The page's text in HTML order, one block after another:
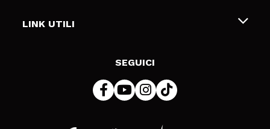
Metodi di pagamamento
Termini e condizioni
LINK UTILI
SEGUICI